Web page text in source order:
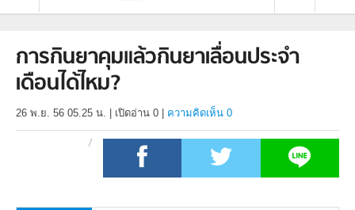
การกินยาคุมแล้วกินยาเลื่อนประจำ
เดือนได้ไหม?
26 พ.ย. 56 05.25 น. เปิดอ่าน 0 ความคิดเห็น 0